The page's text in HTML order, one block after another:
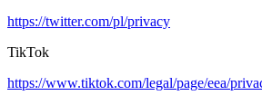
https://twitter.com/pl/privacy
TikTok
https://www.tiktok.com/legal/page/eea/